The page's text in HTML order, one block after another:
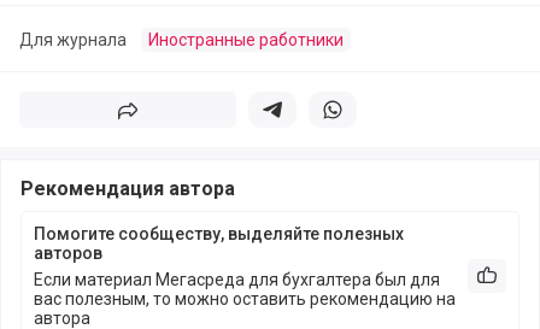
Для журнала Иностранные работники
Поделиться Поделиться в телеграм
Поделиться в whatsapp
Рекомендация автора
Помогите сообществу, выделяйте полезных
авторов
Если материал Мегасреда для бухгалтера был для
вас полезным, то можно оставить рекомендацию на
автора